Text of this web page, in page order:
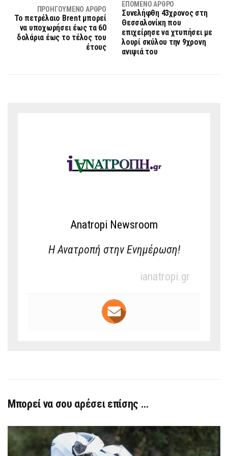
ΠΡΟΗΓΟΎΜΕΝΟ ΆΡΘΡΟ
Το πετρέλαιο Brent μπορεί
να υποχωρήσει έως τα 60
δολάρια έως το τέλος του
έτους
ΕΠΌΜΕΝΟ ΆΡΘΡΟ
Συνελήφθη 43χρονος στη
Θεσσαλονίκη που
επιχείρησε να χτυπήσει με
λουρί σκύλου την 9χρονη
ανιψιά του
Anatropi Newsroom
Η Ανατροπή στην Ενημέρωση!
ianatropi.gr
Μπορεί να σου αρέσει επίσης …